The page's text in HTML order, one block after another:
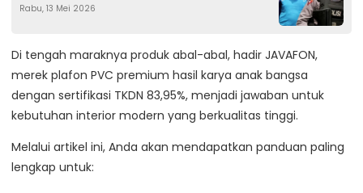
Rabu, 13 Mei 2026
Di tengah maraknya produk abal-abal, hadir JAVAFON,
merek plafon PVC premium hasil karya anak bangsa
dengan sertifikasi TKDN 83,95%, menjadi jawaban untuk
kebutuhan interior modern yang berkualitas tinggi.
Melalui artikel ini, Anda akan mendapatkan panduan paling
lengkap untuk: